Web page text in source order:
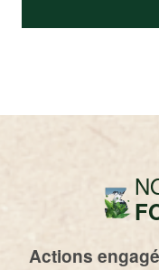
Actions